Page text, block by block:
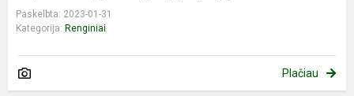
Paskelbta: 2023-01-31
Kategorija: Renginiai
Plačiau